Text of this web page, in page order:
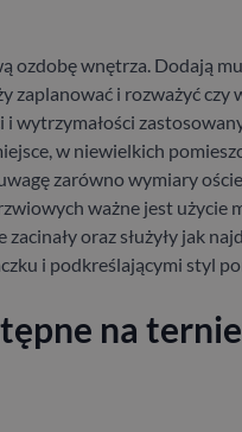
ozdobę wnętrza. Dodają
zaplanować i rozważyć
wytrzymałości
w niewielkich
zarówno wymiary
ważne jest użycie
oraz służyły jak
i podkreślającymi styl
na